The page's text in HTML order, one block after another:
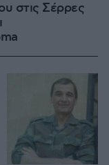
στις Σέρρες